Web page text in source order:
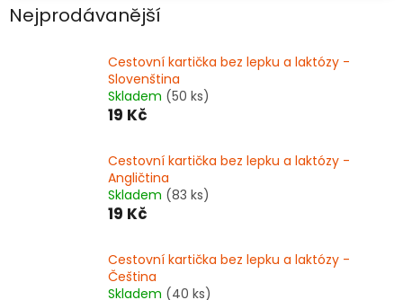
Nejprodávanější
Cestovní kartička bez lepku a laktózy -
Slovenština
Skladem (50 ks)
19 Kč
Cestovní kartička bez lepku a laktózy -
Angličtina
Skladem (83 ks)
19 Kč
Cestovní kartička bez lepku a laktózy -
Čeština
Skladem (40 ks)